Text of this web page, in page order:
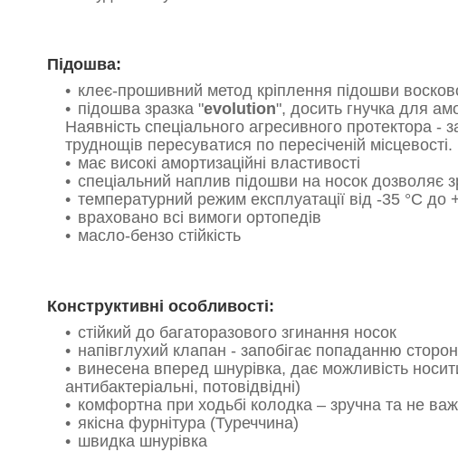
Підошва:
клеє-прошивний метод кріплення підошви
підошва зразка "evolution", досить гнучка для
Наявність спеціального агресивного протектора
труднощів пересуватися по пересіченій місцевості.
має високі амортизаційні властивості
спеціальний наплив підошви на носок дозволяє
температурний режим експлуатації від -35 °C до
враховано всі вимоги ортопедів
масло-бензо стійкість
Конструктивні особливості:
стійкий до багаторазового згинання носок
напівглухий клапан - запобігає попаданню
винесена вперед шнурівка, дає можливість
антибактеріальні, потовідвідні)
комфортна при ходьбі колодка – зручна та не
якісна фурнітура (Туреччина)
швидка шнурівка